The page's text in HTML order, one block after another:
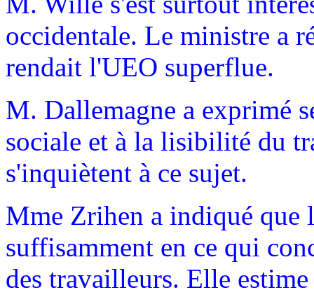
occidentale. Le ministre a
rendait l'UEO superflue.
M. Dallemagne a exprimé
sociale et à la lisibilité du
s'inquiètent à ce sujet.
Mme Zrihen a indiqué que
suffisamment en ce qui
des travailleurs. Elle